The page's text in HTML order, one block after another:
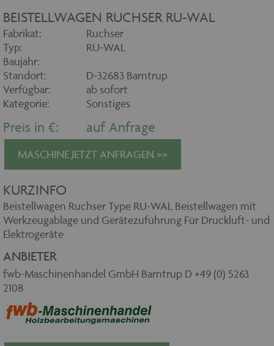
BEISTELLWAGEN RUCHSER RU-WAL
Fabrikat:
Ruchser
Typ:
RU-WAL
Baujahr:
Standort:
D-32683 Barntrup
Verfügbar:
ab sofort
Kategorie:
Sonstiges
Preis in €: auf Anfrage
MASCHINE JETZT ANFRAGEN >>
KURZINFO
Beistellwagen Ruchser Type RU-WAL Beistellwagen mit
Werkzeugablage und Gerätezuführung Für Druckluft- und
Elektrogeräte
ANBIETER
fwb-Maschinenhandel GmbH Barntrup D +49 (0) 5263
2108